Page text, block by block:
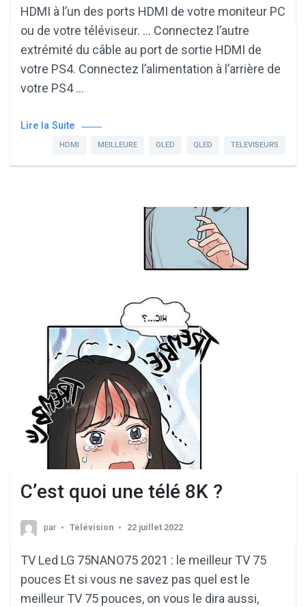
HDMI à l’un des ports HDMI de votre moniteur PC
ou de votre téléviseur. … Connectez l’autre
extrémité du câble au port de sortie HDMI de
votre PS4. Connectez l’alimentation à l’arrière de
votre PS4 …
Lire la Suite
HDMI MEILLEURE OLED QLED TELEVISEURS
C’est quoi une télé 8K ?
par Télévision 22 juillet 2022
TV Led LG 75NANO75 2021 : le meilleur TV 75
pouces Et si vous ne savez pas quel est le
meilleur TV 75 pouces, on vous le dira aussi,